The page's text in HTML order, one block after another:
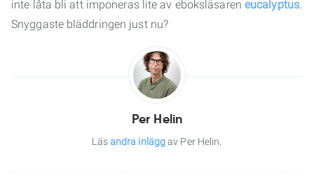
inte låta bli att imponeras lite av eboksläsaren eucalyptus.
Snyggaste bläddringen just nu?
Per Helin
Läsandra inläggav Per Helin.